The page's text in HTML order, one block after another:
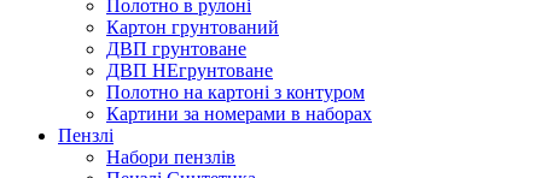
Полотно в рулоні
Картон грунтований
ДВП грунтоване
ДВП НЕгрунтоване
Полотно на картоні з контуром
Картини за номерами в наборах
Пензлі
Набори пензлів